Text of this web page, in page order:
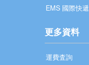
EMS 國際快遞
更多資料
運費査詢